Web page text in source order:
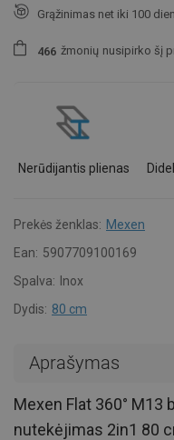
Grąžinimas net iki 100
466 žmonių nusipirko šį
Nerūdijantis plienas
Prekės ženklas: Mexen
Ean: 5907709100169
Spalva:
Inox
Dydis: 80 cm
Aprašymas
Mexen Flat 360°
nutekėjimas 2in1 80